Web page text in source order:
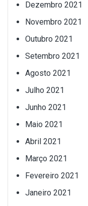
Dezembro 2021
Novembro 2021
Outubro 2021
Setembro 2021
Agosto 2021
Julho 2021
Junho 2021
Maio 2021
Abril 2021
Março 2021
Fevereiro 2021
Janeiro 2021